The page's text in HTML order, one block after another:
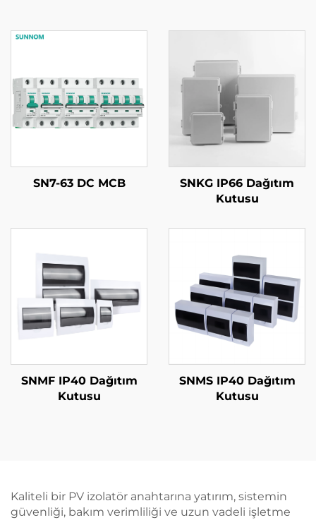
SN7-63 DC MCB
SNKG IP66 Dağıtım
Kutusu
SNMF IP40 Dağıtım
Kutusu
SNMS IP40 Dağıtım
Kutusu
Kaliteli bir PV izolatör anahtarına yatırım, sistemin
güvenliği, bakım verimliliği ve uzun vadeli işletme